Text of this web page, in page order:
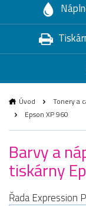
Úvod Tonery a
Epson XP 960
Barvy a
tiskárny
Řada Expression